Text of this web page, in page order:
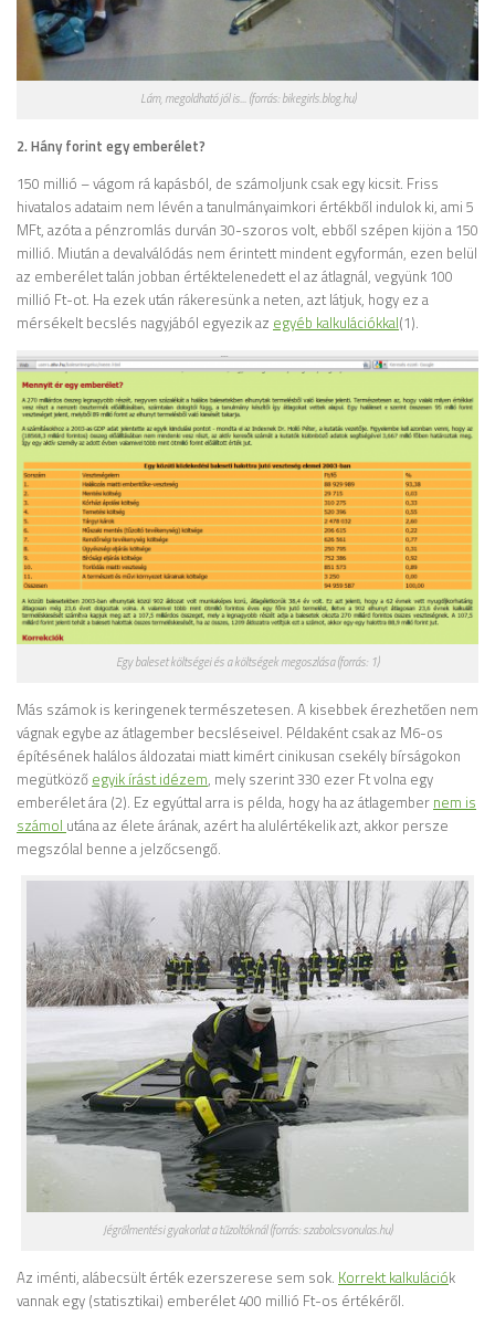
Lám, megoldható jól is... (forrás: bikegirls.blog.hu)
2. Hány forint egy emberélet?
150 millió – vágom rá kapásból, de számoljunk csak egy kicsit. Friss
hivatalos adataim nem lévén a tanulmányaimkori értékből indulok ki, ami 5
MFt, azóta a pénzromlás durván 30-szoros volt, ebből szépen kijön a 150
millió. Miután a devalválódás nem érintett mindent egyformán, ezen belül
az emberélet talán jobban értéktelenedett el az átlagnál, vegyünk 100
millió Ft-ot. Ha ezek után rákeresünk a neten, azt látjuk, hogy ez a
mérsékelt becslés nagyjából egyezik az egyéb kalkulációkkal(1).
Egy baleset költségei és a költségek megoszlása (forrás: 1)
Más számok is keringenek természetesen. A kisebbek érezhetően nem
vágnak egybe az átlagember becsléseivel. Példaként csak az M6-os
építésének halálos áldozatai miatt kimért cinikusan csekély bírságokon
megütköző egyik írást idézem, mely szerint 330 ezer Ft volna egy
emberélet ára (2). Ez egyúttal arra is példa, hogy ha az átlagember nem is
számol utána az élete árának, azért ha alulértékelik azt, akkor persze
megszólal benne a jelzőcsengő.
Jégrőlmentési gyakorlat a tűzoltóknál (forrás: szabolcsvonulas.hu)
Az iménti, alábecsült érték ezerszerese sem sok. Korrekt kalkulációk
vannak egy (statisztikai) emberélet 400 millió Ft-os értékéről.